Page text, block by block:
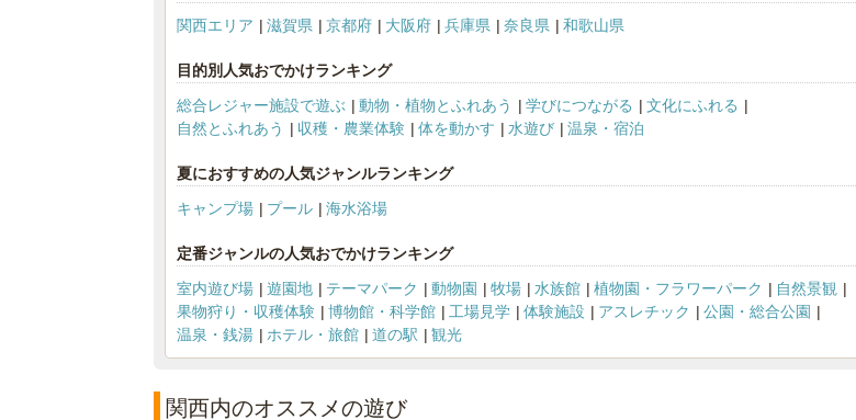
関西エリア
滋賀県 京都府 大阪府 兵庫県 奈良県 和歌山県
目的別人気おでかけランキング
総合レジャー施設で遊ぶ
動物・植物とふれあう 学びにつながる
文化にふれる
自然とふれあう
収穫・農業体験 体を動かす 水遊び 温泉・宿泊
夏におすすめの人気ジャンルランキング
キャンプ場
プール 海水浴場
定番ジャンルの人気おでかけランキング
室内遊び場
遊園地 テーマパーク 動物園 牧場 水族館 植物園・フラワーパーク
自然景観
果物狩り・収穫体験
博物館・科学館 工場見学 体験施設 アスレチック
公園・総合公園
温泉・銭湯
ホテル・旅館 道の駅 観光
関西内のオススメの遊び